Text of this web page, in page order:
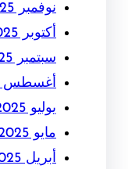
نوفمبر 2025
أكتوبر 2025
سبتمبر 2025
أغسطس 2025
يوليو 2025
مايو 2025
أبريل 2025